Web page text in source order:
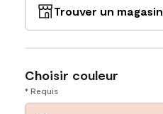
Trouver un magasin
Choisir couleur
* Requis